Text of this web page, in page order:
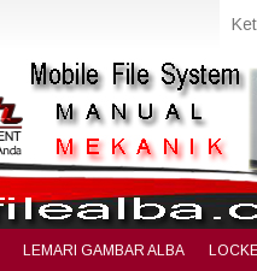
LEMARI GAMBAR ALBA